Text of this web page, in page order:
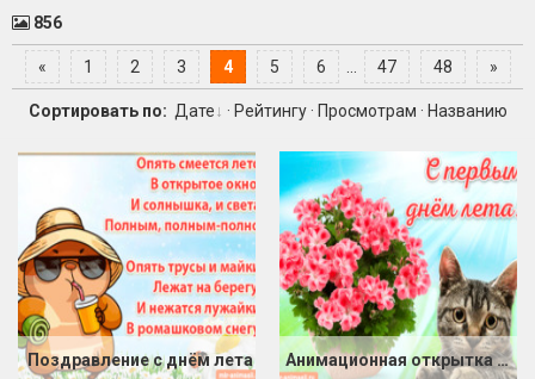
856
« 1 2 3 4 5 6 ... 47 48 »
Сортировать по: Дате · Рейтингу· Просмотрам · Названию
Поздравление с днём лета Анимационная открытка с первым днем лета